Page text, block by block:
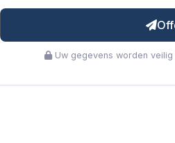
Uw gegevens worden